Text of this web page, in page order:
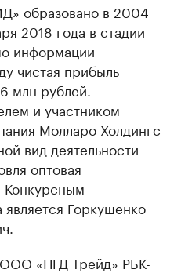
и
Страховые
Посмотрите в
образовано в 2004
2018 года в стадии
информации
чистая прибыль
млн рублей.
и участником
Молларо Холдингс
вид деятельности
оптовая
Конкурсным
Горкушенко
«НГД Трейд» РБК-